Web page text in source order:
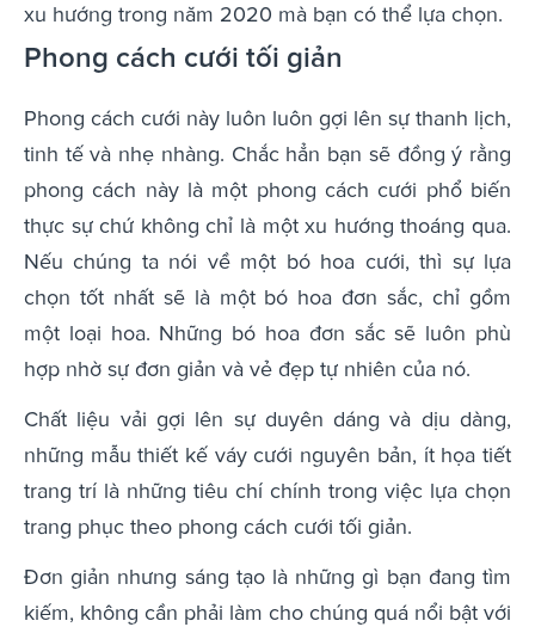
xu hướng trong năm 2020 mà bạn có thể lựa chọn.
Phong cách cưới tối giản
Phong cách cưới này luôn luôn gợi lên sự thanh lịch,
tinh tế và nhẹ nhàng. Chắc hẳn bạn sẽ đồng ý rằng
phong cách này là một phong cách cưới phổ biến
thực sự chứ không chỉ là một xu hướng thoáng qua.
Nếu chúng ta nói về một bó hoa cưới, thì sự lựa
chọn tốt nhất sẽ là một bó hoa đơn sắc, chỉ gồm
một loại hoa. Những bó hoa đơn sắc sẽ luôn phù
hợp nhờ sự đơn giản và vẻ đẹp tự nhiên của nó.
Chất liệu vải gợi lên sự duyên dáng và dịu dàng,
những mẫu thiết kế váy cưới nguyên bản, ít họa tiết
trang trí là những tiêu chí chính trong việc lựa chọn
trang phục theo phong cách cưới tối giản.
Đơn giản nhưng sáng tạo là những gì bạn đang tìm
kiếm, không cần phải làm cho chúng quá nổi bật với